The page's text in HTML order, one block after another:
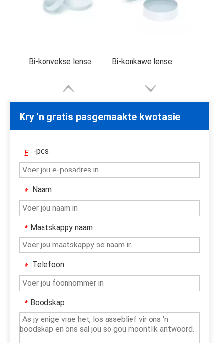
Aksikone Achromatiese lens
Kry 'n gratis pasgemaakte kwotasie
E -pos
* Naam
* Maatskappy naam
* Telefoon
* Boodskap